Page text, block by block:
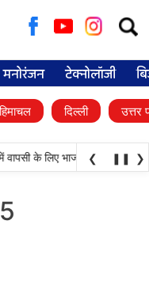
for:
मनोरंजन टेक्नोलॉजी
हिमाचल दिल्ली उत्तर
वापसी के लिए भाजपा से समझौता
❮ ❚❚ ❯